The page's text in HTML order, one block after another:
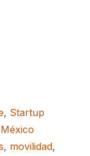
, Startup
, movilidad,